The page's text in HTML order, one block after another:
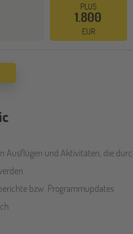
PLUS
1.800
EUR
Ausflügen und Aktivitäten, die
bzw. Programmupdates